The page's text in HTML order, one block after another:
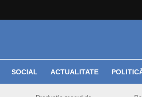
SOCIAL ACTUALITATE